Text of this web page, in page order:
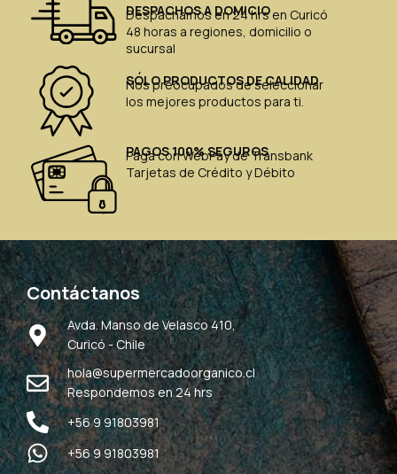
DESPACHOS A DOMICIO
Despachamos en 24 hrs en Curicó
48 horas a regiones, domicilio o
sucursal
SÓLO PRODUCTOS DE CALIDAD
Nos preocupados de seleccionar
los mejores productos para ti.
PAGOS 100% SEGUROS
Paga con WebPay de Transbank
Tarjetas de Crédito y Débito
Contáctanos
Avda. Manso de Velasco 410,
Curicó - Chile
hola@supermercadoorganico.cl
Respondemos en 24 hrs
+56 9 91803981
+56 9 91803981